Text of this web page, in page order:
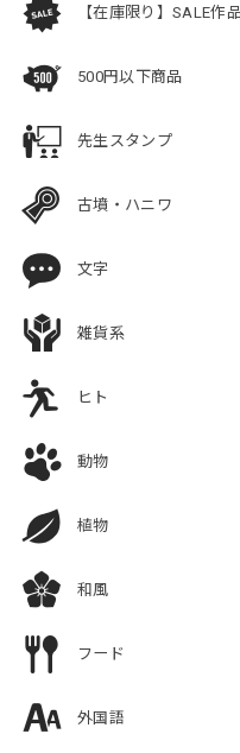
【在庫限り】SALE作
500円以下商品
先生スタンプ
古墳・ハニワ
文字
雑貨系
ヒト
動物
植物
和風
フード
外国語